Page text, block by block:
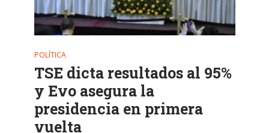
POLÍTICA
TSE dicta resultados al 95%
y Evo asegura la
presidencia en primera
vuelta